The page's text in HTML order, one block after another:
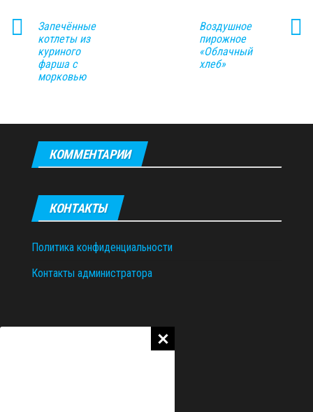
Запечённые
котлеты из
куриного
фарша с
морковью
Воздушное
пирожное
«Облачный
хлеб»
КОММЕНТАРИИ
КОНТАКТЫ
Политика конфиденциальности
Контакты администратора